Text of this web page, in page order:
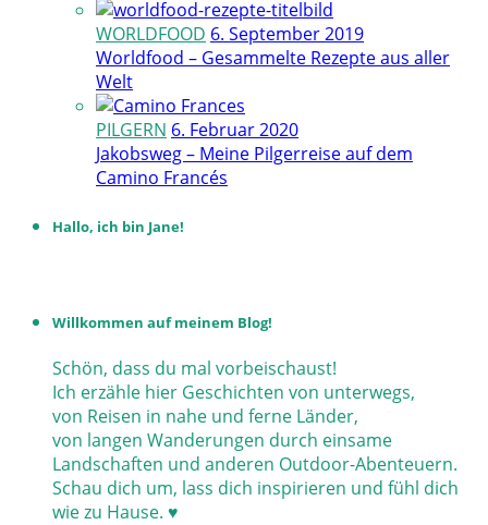
WORLDFOOD 6. September 2019
Worldfood – Gesammelte Rezepte aus aller
Welt
PILGERN 6. Februar 2020
Jakobsweg – Meine Pilgerreise auf dem
Camino Francés
Hallo, ich bin Jane!
Willkommen auf meinem Blog!
Schön, dass du mal vorbeischaust!
Ich erzähle hier Geschichten von unterwegs,
von Reisen in nahe und ferne Länder,
von langen Wanderungen durch einsame
Landschaften und anderen Outdoor-Abenteuern.
Schau dich um, lass dich inspirieren und fühl dich
wie zu Hause. ♥